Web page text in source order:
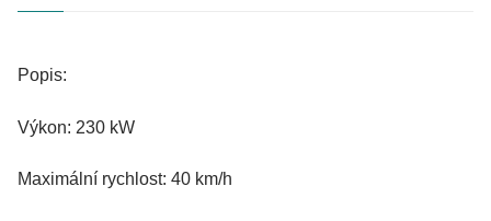
Popis:
Výkon: 230 kW
Maximální rychlost: 40 km/h